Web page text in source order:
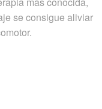
se consigue aliviar